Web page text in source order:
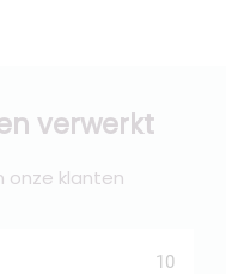
verwerkt
onze klanten
10